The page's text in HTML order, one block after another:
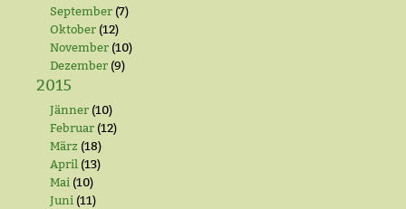
September (7)
Oktober (12)
November (10)
Dezember (9)
2015
Jänner (10)
Februar (12)
März (18)
April (13)
Mai (10)
Juni (11)